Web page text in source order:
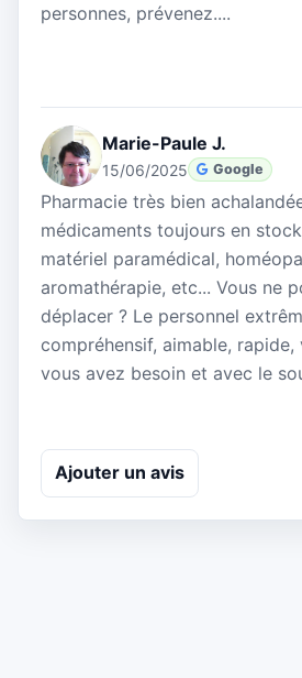
personnes, prévenez....
Marie-Paule J.
15/06/2025 Google
Pharmacie très bien
médicaments toujours en
matériel paramédical,
aromathérapie, etc... Vous ne
déplacer ? Le personnel
compréhensif, aimable,
vous avez besoin et avec le
Ajouter un avis